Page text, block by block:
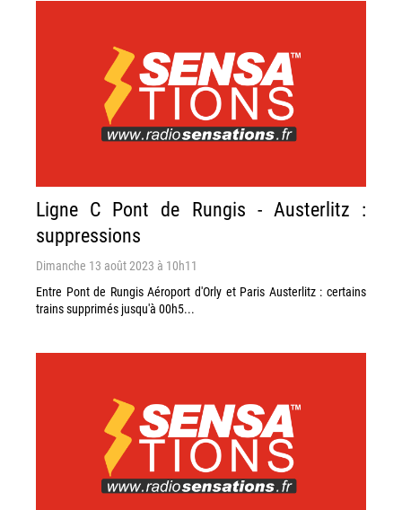
Ligne C Pont de Rungis - Austerlitz :
suppressions
Dimanche 13 août 2023 à 10h11
Entre Pont de Rungis Aéroport d'Orly et Paris Austerlitz : certains
trains supprimés jusqu'à 00h5...